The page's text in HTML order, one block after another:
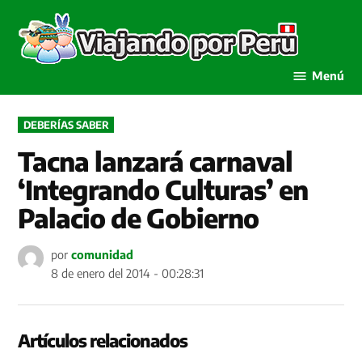
contenido
por
Menú
PUBLICADO
EN
DEBERÍAS SABER
Tacna lanzará carnaval
‘Integrando Culturas’ en
Palacio de Gobierno
por comunidad
8 de enero del 2014 - 00:28:31
Artículos relacionados